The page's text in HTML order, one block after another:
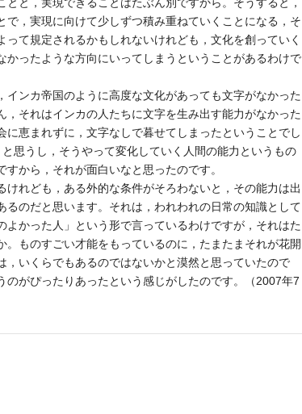
で，実現に向けて少しずつ積み重ねていくことになる，そ
て規定されるかもしれないけれども，文化を創っていく
かったような方向にいってしまうということがあるわけで
ンカ帝国のように高度な文化があっても文字がなかった
，それはインカの人たちに文字を生み出す能力がなかった
に恵まれずに，文字なしで暮せてしまったということでし
思うし，そうやって変化していく人間の能力というもの
から，それが面白いなと思ったのです。
れども，ある外的な条件がそろわないと，その能力は出
るのだと思います。それは，われわれの日常の知識として
よかった人」という形で言っているわけですが，それはた
。ものすごい才能をもっているのに，たまたまそれが花開
，いくらでもあるのではないかと漠然と思っていたので
のがぴったりあったという感じがしたのです。（2007年7